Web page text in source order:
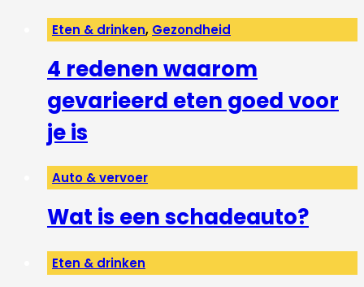
Eten & drinken, Gezondheid
4 redenen waarom
gevarieerd eten goed voor
je is
Auto & vervoer
Wat is een schadeauto?
Eten & drinken